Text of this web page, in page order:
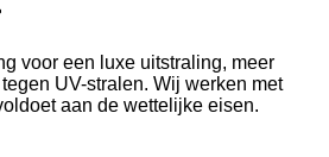
voor een luxe uitstraling, meer
UV-stralen. Wij werken met
aan de wettelijke eisen.